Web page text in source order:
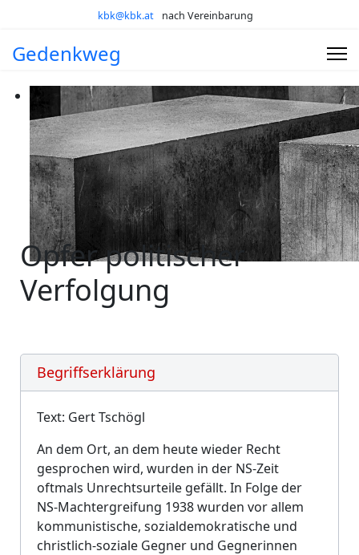
kbk@kbk.at nach Vereinbarung
Gedenkweg
Opfer politischer
Verfolgung
Begriffserklärung
Text: Gert Tschögl
An dem Ort, an dem heute wieder Recht
gesprochen wird, wurden in der NS-Zeit
oftmals Unrechtsurteile gefällt. In Folge der
NS-Machtergreifung 1938 wurden vor allem
kommunistische, sozialdemokratische und
christlich-soziale Gegner und Gegnerinnen